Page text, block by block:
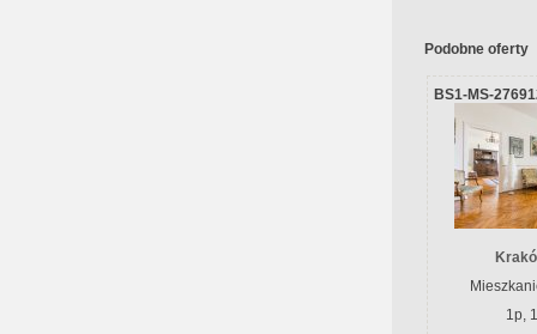
Podobne oferty
BS1-MS-
1p,